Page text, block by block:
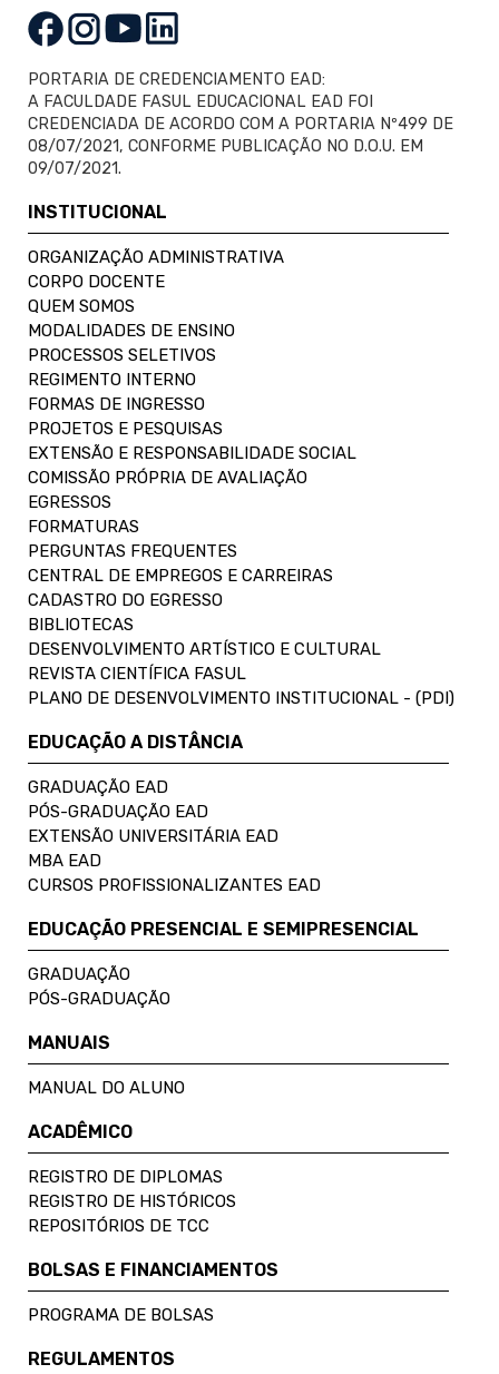
PORTARIA DE CREDENCIAMENTO EAD:
A FACULDADE FASUL EDUCACIONAL EAD FOI
CREDENCIADA DE ACORDO COM A PORTARIA Nº499 DE
08/07/2021, CONFORME PUBLICAÇÃO NO D.O.U. EM
09/07/2021.
INSTITUCIONAL
ORGANIZAÇÃO ADMINISTRATIVA
CORPO DOCENTE
QUEM SOMOS
MODALIDADES DE ENSINO
PROCESSOS SELETIVOS
REGIMENTO INTERNO
FORMAS DE INGRESSO
PROJETOS E PESQUISAS
EXTENSÃO E RESPONSABILIDADE SOCIAL
COMISSÃO PRÓPRIA DE AVALIAÇÃO
EGRESSOS
FORMATURAS
PERGUNTAS FREQUENTES
CENTRAL DE EMPREGOS E CARREIRAS
CADASTRO DO EGRESSO
BIBLIOTECAS
DESENVOLVIMENTO ARTÍSTICO E CULTURAL
REVISTA CIENTÍFICA FASUL
PLANO DE DESENVOLVIMENTO INSTITUCIONAL - (PDI)
EDUCAÇÃO A DISTÂNCIA
GRADUAÇÃO EAD
PÓS-GRADUAÇÃO EAD
EXTENSÃO UNIVERSITÁRIA EAD
MBA EAD
CURSOS PROFISSIONALIZANTES EAD
EDUCAÇÃO PRESENCIAL E SEMIPRESENCIAL
GRADUAÇÃO
PÓS-GRADUAÇÃO
MANUAIS
MANUAL DO ALUNO
ACADÊMICO
REGISTRO DE DIPLOMAS
REGISTRO DE HISTÓRICOS
REPOSITÓRIOS DE TCC
BOLSAS E FINANCIAMENTOS
PROGRAMA DE BOLSAS
REGULAMENTOS